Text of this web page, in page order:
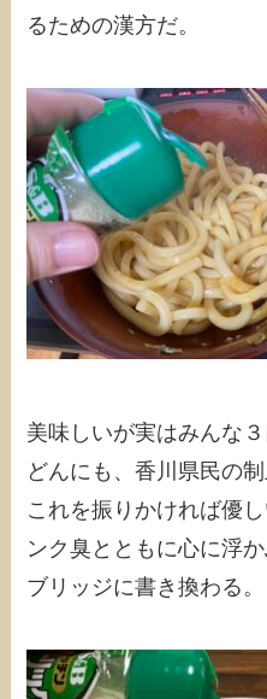
るための漢方だ。
美味しいが実はみんな
どんにも、香川県民の
これを振りかければ優
ンク臭とともに心に浮
ブリッジに書き換わる。